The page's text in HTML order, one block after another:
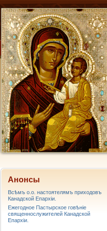
Анонсы
Всѣмъ о.о. настоятелямъ приходовъ
Канадской Епархiи.
Ежегодное Пастырское говѣніе
священнослужителей Канадской
Епархіи.